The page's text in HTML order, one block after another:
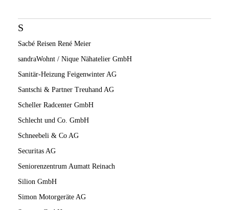
S
Sacbé Reisen René Meier
sandraWohnt / Nique Nähatelier GmbH
Sanitär-Heizung Feigenwinter AG
Santschi & Partner Treuhand AG
Scheller Radcenter GmbH
Schlecht und Co. GmbH
Schneebeli & Co AG
Securitas AG
Seniorenzentrum Aumatt Reinach
Silion GmbH
Simon Motorgeräte AG